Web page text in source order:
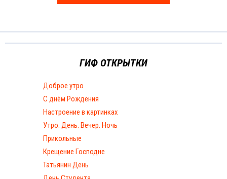
ГИФ ОТКРЫТКИ
Доброе утро
С днём Рождения
Настроение в картинках
Утро. День. Вечер. Ночь
Прикольные
Крещение Господне
Татьянин День